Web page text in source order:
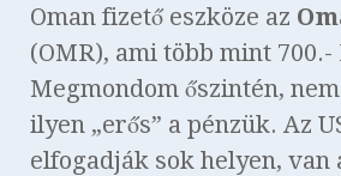
Oman fizető eszköze az
(OMR), ami több mint 700.-
Megmondom őszintén,
ilyen „erős” a pénzük. Az
elfogadják sok helyen, van